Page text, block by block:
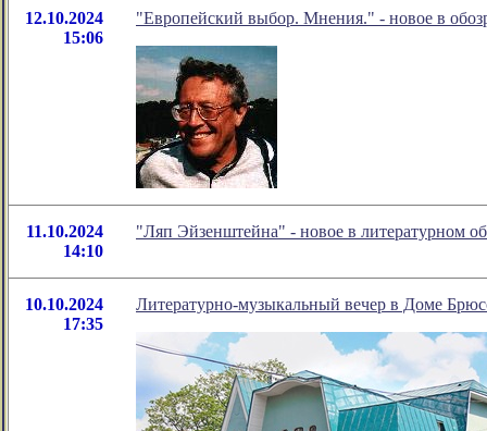
12.10.2024
15:06
"Европейский выбор. Мнения." - новое в
11.10.2024
14:10
"Ляп Эйзенштейна" - новое в литературном
10.10.2024
17:35
Литературно-музыкальный вечер в